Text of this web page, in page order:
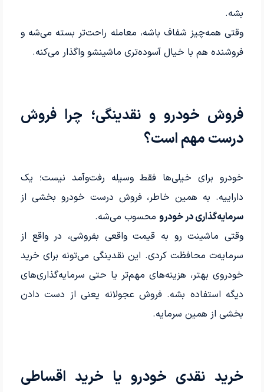
بشه.
وقتی همه‌چیز شفاف باشه، معامله راحت‌تر بسته می‌شه و
فروشنده هم با خیال آسوده‌تری ماشینشو واگذار می‌کنه.
فروش خودرو و نقدینگی؛ چرا فروش
درست مهم است؟
خودرو برای خیلی‌ها فقط وسیله رفت‌وآمد نیست؛ یک
داراییه. به همین خاطر، فروش درست خودرو بخشی از
سرمایه‌گذاری در خودرومحسوب می‌شه.
وقتی ماشینت رو به قیمت واقعی بفروشی، در واقع از
سرمایه‌ت محافظت کردی. این نقدینگی می‌تونه برای خرید
خودروی بهتر، هزینه‌های مهم‌تر یا حتی سرمایه‌گذاری‌های
دیگه استفاده بشه. فروش عجولانه یعنی از دست دادن
بخشی از همین سرمایه.
خرید نقدی خودرو یا خرید اقساطی